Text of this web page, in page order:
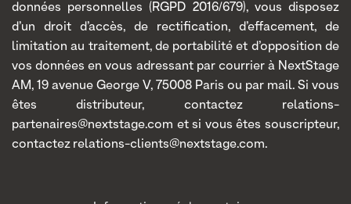
données personnelles (RGPD 2016/679), vous disposez
d’un droit d’accès, de rectification, d’effacement, de
limitation au traitement, de portabilité et d’opposition de
vos données en vous adressant par courrier à NextStage
AM, 19 avenue George V, 75008 Paris ou par mail. Si vous
êtes distributeur, contactez relations-
partenaires@nextstage.com et si vous êtes souscripteur,
contactez relations-clients@nextstage.com.